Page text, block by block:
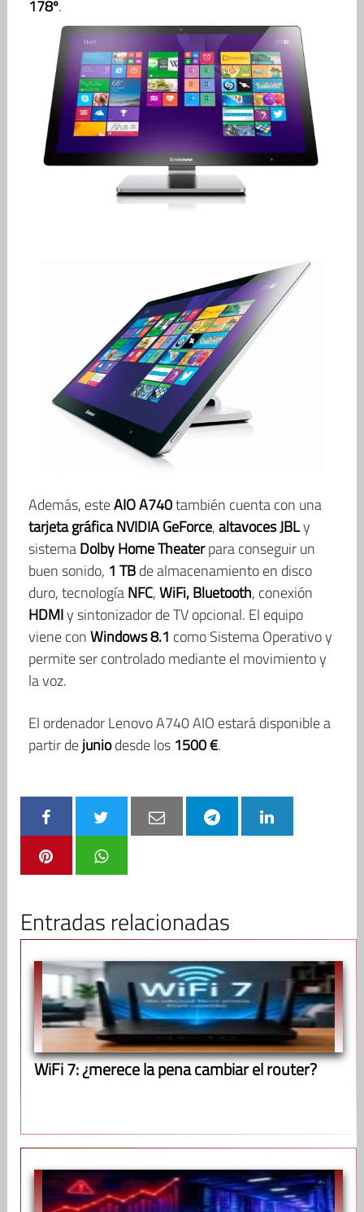
178º.
Además, esteAIO A740también cuenta con una
tarjeta gráfica NVIDIA GeForce,altavoces JBLy
sistemaDolby Home Theaterpara conseguir un
buen sonido, 1 TBde almacenamiento en disco
duro, tecnologíaNFC,WiFi, Bluetooth, conexión
HDMIy sintonizador de TV opcional. El equipo
viene conWindows 8.1 como Sistema Operativo y
permite ser controlado mediante el movimiento y
la voz.
El ordenador Lenovo A740 AIO estará disponible a
partir dejuniodesde los 1500 €.
Entradas relacionadas
WiFi 7: ¿merece la pena cambiar el router?